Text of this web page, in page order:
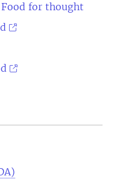
Food for thought